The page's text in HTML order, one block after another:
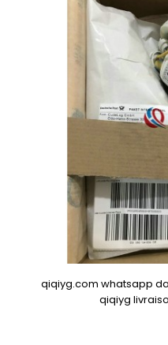
qiqiyg.com whatsapp
qiqiyg